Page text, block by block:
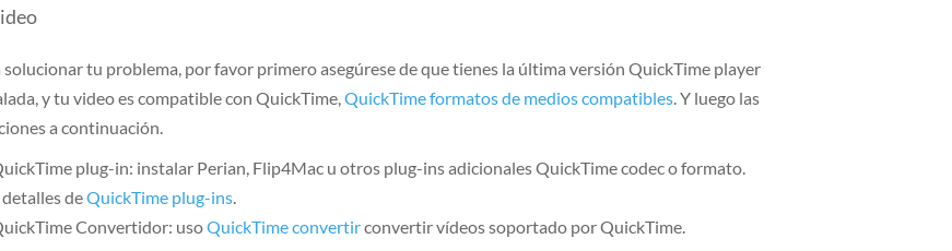
solucionar tu problema, por favor primero asegúrese de que tienes la última versión QuickTime player
y tu video es compatible con QuickTime,QuickTime formatos de medios compatibles. Y luego las
a continuación.
plug-in: instalar Perian, Flip4Mac u otros plug-ins adicionales QuickTime codec o formato.
deQuickTime plug-ins.
Convertidor: usoQuickTime convertirconvertir vídeos soportado por QuickTime.